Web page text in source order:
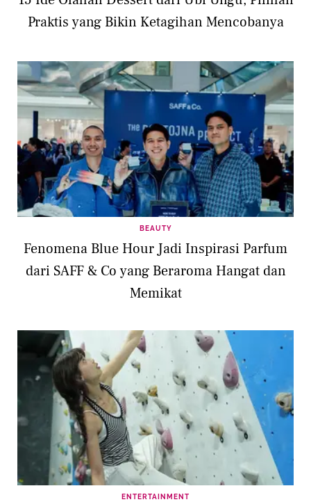
Praktis yang Bikin Ketagihan Mencobanya
BEAUTY
Fenomena Blue Hour Jadi Inspirasi Parfum
dari SAFF & Co yang Beraroma Hangat dan
Memikat
ENTERTAINMENT